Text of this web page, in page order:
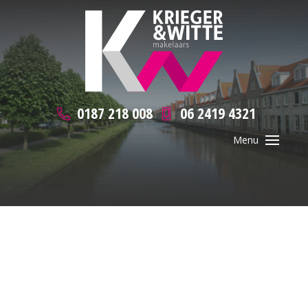
0187 218 008 06 2419 4321